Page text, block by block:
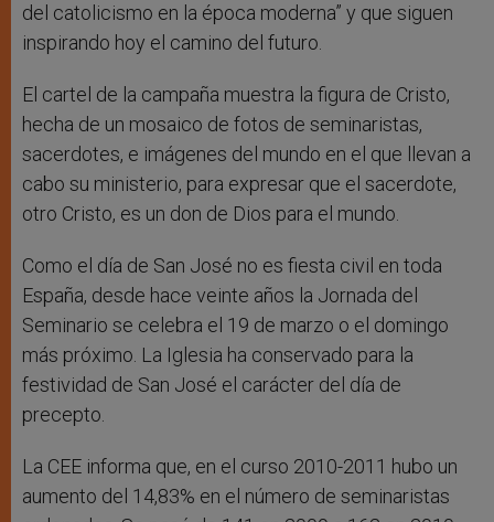
del catolicismo en la época moderna” y que siguen
inspirando hoy el camino del futuro.
El cartel de la campaña muestra la figura de Cristo,
hecha de un mosaico de fotos de seminaristas,
sacerdotes, e imágenes del mundo en el que llevan a
cabo su ministerio, para expresar que el sacerdote,
otro Cristo, es un don de Dios para el mundo.
Como el día de San José no es fiesta civil en toda
España, desde hace veinte años la Jornada del
Seminario se celebra el 19 de marzo o el domingo
más próximo. La Iglesia ha conservado para la
festividad de San José el carácter del día de
precepto.
La CEE informa que, en el curso 2010-2011 hubo un
aumento del 14,83% en el número de seminaristas